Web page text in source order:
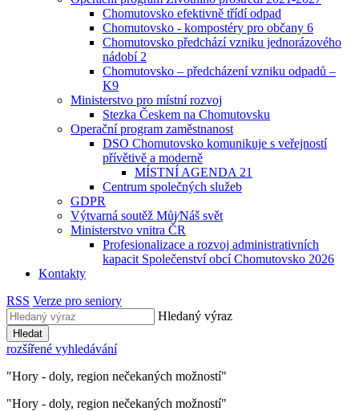
Chomutovsko efektivně třídí odpad
Chomutovsko - kompostéry pro občany 6
Chomutovsko předchází vzniku jednorázového
nádobí 2
Chomutovsko – předcházení vzniku odpadů –
K9
Ministerstvo pro místní rozvoj
Stezka Českem na Chomutovsku
Operační program zaměstnanost
DSO Chomutovsko komunikuje s veřejností
přívětivě a moderně
MÍSTNÍ AGENDA 21
Centrum společných služeb
GDPR
Výtvarná soutěž Můj⁄Náš svět
Ministerstvo vnitra ČR
Profesionalizace a rozvoj administrativních
kapacit Společenství obcí Chomutovsko 2026
Kontakty
RSS Verze pro seniory
Hledaný výraz
Hledat
rozšířené vyhledávání
"Hory - doly, region nečekaných možností"
"Hory - doly, region nečekaných možností"